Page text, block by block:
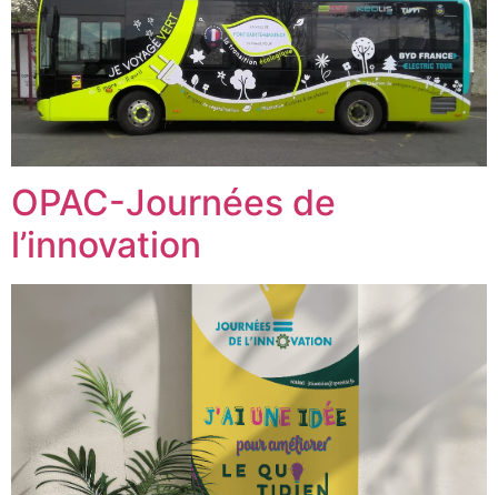
OPAC-Journées de
l’innovation